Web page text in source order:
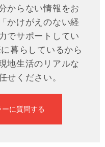
からない情報をお
かけがえのない経
でサポートしてい
暮らしているから
地生活のリアルな
せください。
に質問する